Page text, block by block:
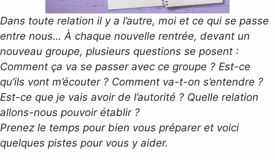
Dans toute relation il y a l’autre, moi et ce qui se passe
entre nous… À chaque nouvelle rentrée, devant un
nouveau groupe, plusieurs questions se posent :
Comment ça va se passer avec ce groupe ? Est-ce
qu’ils vont m’écouter ? Comment va-t-on s’entendre ?
Est-ce que je vais avoir de l’autorité ? Quelle relation
allons-nous pouvoir établir ?
Prenez le temps pour bien vous préparer et voici
quelques pistes pour vous y aider.